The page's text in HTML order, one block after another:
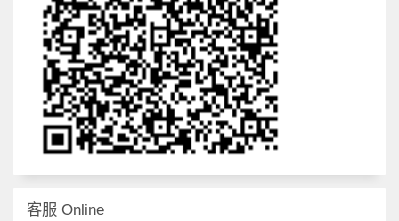
客服 Online